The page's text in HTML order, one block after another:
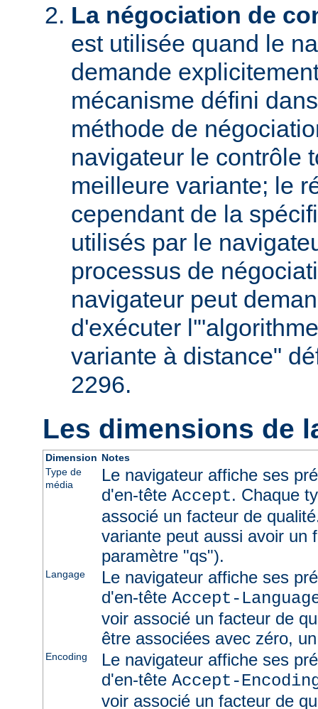
La négociation de
est utilisée quand le
demande
mécanisme défini
méthode de
navigateur le contrôle
meilleure variante; le
cependant de la
utilisés par le
processus de
navigateur peut
d'exécuter
variante à distance"
2296.
Les dimensions de
Dimension Notes
Type de
média
Le navigateur affiche ses
d'en-tête Accept. Chaque
associé un facteur de
variante peut aussi avoir un
paramètre "qs").
Langage
Le navigateur affiche ses
d'en-tête Accept-
voir associé un facteur de
être associées avec zéro,
Encoding
Le navigateur affiche ses
d'en-tête Accept-
voir associé un facteur de